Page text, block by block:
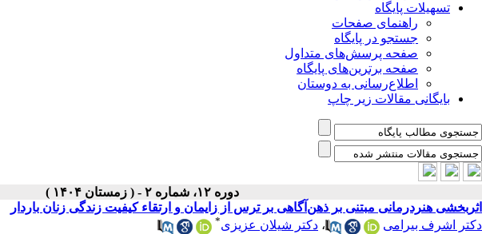
تسهیلات پایگاه
راهنمای صفحات
جستجو در پایگاه
صفحه پرسش‌های متداول
صفحه برترین‌های پایگاه
اطلاع‌رسانی به دوستان
بایگانی مقالات زیر چاپ
دوره ۱۲، شماره ۲ - ( زمستان ۱۴۰۴ )
اثربخشی هنر‌درمانی مبتنی بر ذهن‌آگاهی بر ترس از زایمان و ارتقاء کیفیت زندگی زنان باردار
دکتر اشرف بیرامی
، دکتر شیلان عزیزی*